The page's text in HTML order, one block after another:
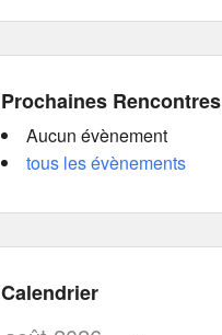
Prochaines Rencontres
Aucun évènement
tous les évènements
Calendrier